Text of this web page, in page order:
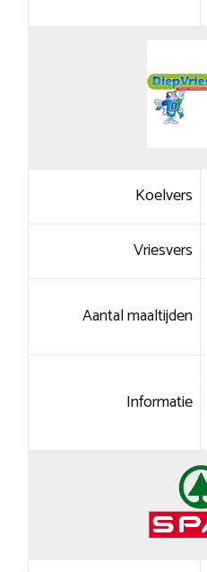
Koelvers
Vriesvers
Aantal maaltijden
Informatie